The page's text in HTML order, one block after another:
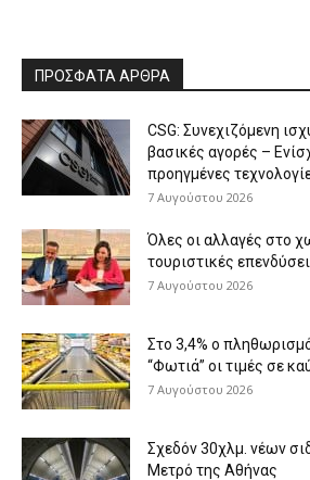
ΠΡΟΣΦΑΤΑ ΑΡΘΡΑ
CSG: Συνεχιζόμενη
βασικές αγορές –
προηγμένες
7 Αυγούστου 2026
Όλες οι αλλαγές στο
τουριστικές
7 Αυγούστου 2026
Στο 3,4% ο
“Φωτιά” οι τιμές σε
7 Αυγούστου 2026
Σχεδόν 30χλμ. νέων
Μετρό της Αθήνας